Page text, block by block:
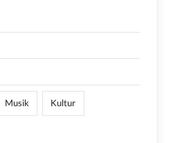
Musik Kultur